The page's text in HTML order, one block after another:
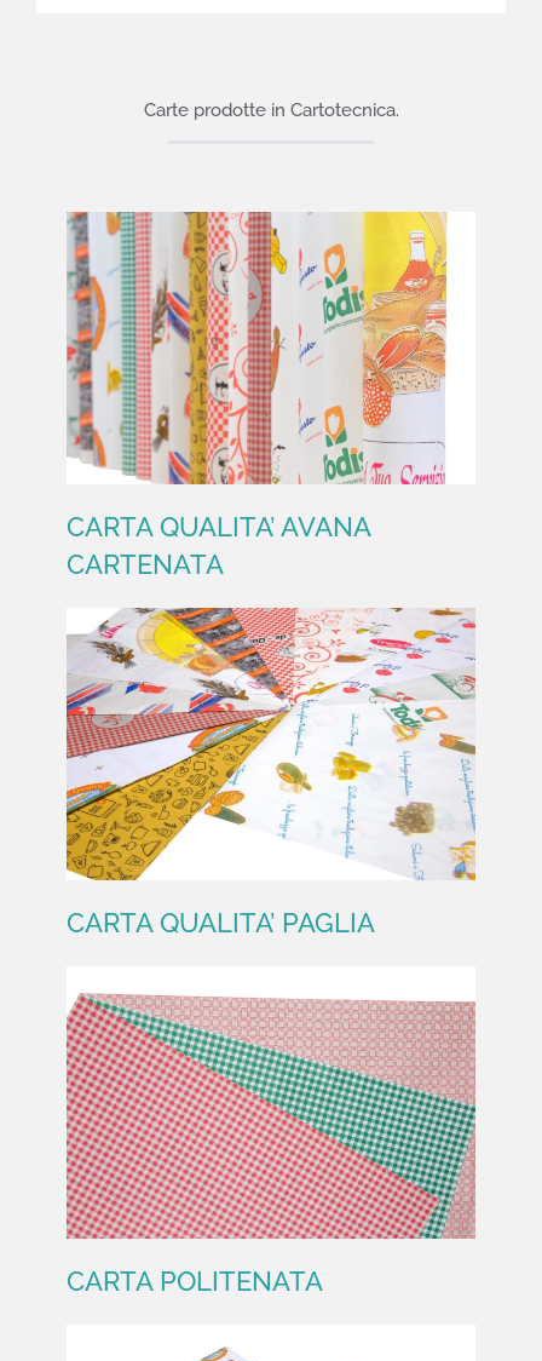
Carte prodotte in Cartotecnica.
CARTA QUALITA’ AVANA
CARTENATA
CARTA QUALITA’ AVANA
CARTENATA
CARTA QUALITA’ PAGLIA
CARTA QUALITA’ PAGLIA
CARTA POLITENATA